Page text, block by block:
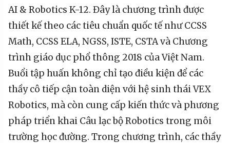
AI & Robotics K-12. Đây là chương trình được
thiết kế theo các tiêu chuẩn quốc tế như CCSS
Math, CCSS ELA, NGSS, ISTE, CSTA và Chương
trình giáo dục phổ thông 2018 của Việt Nam.
Buổi tập huấn không chỉ tạo điều kiện để các
thầy cô tiếp cận toàn diện với hệ sinh thái VEX
Robotics, mà còn cung cấp kiến thức và phương
pháp triển khai Câu lạc bộ Robotics trong môi
trường học đường. Trong chương trình, các thầy